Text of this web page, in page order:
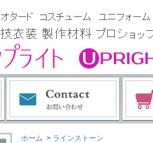
ホーム > ラインストーン